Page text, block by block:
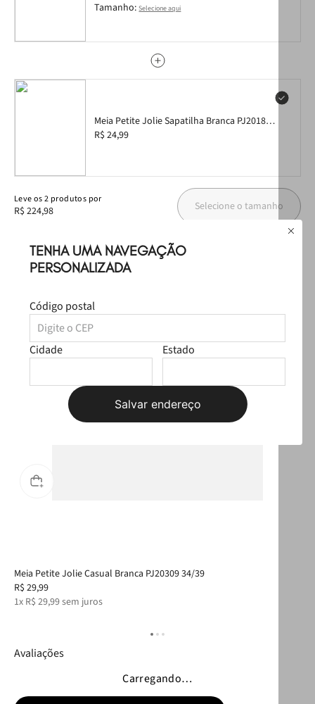
TENHA UMA NAVEGAÇÃO
PERSONALIZADA
Código postal
Cidade Estado
Salvar endereço
Tamanho: Selecione aqui
Meia Petite Jolie Sapatilha Branca PJ20187
34/39
R$ 24,99
Leveos2 produtos por
R$ 224,98 Selecione o tamanho
Produtos Sugeridos
Meia Petite Jolie Casual Branca PJ20309 34/39
R$ 29,99
1x R$ 29,99sem juros
Avaliações
Carregando…